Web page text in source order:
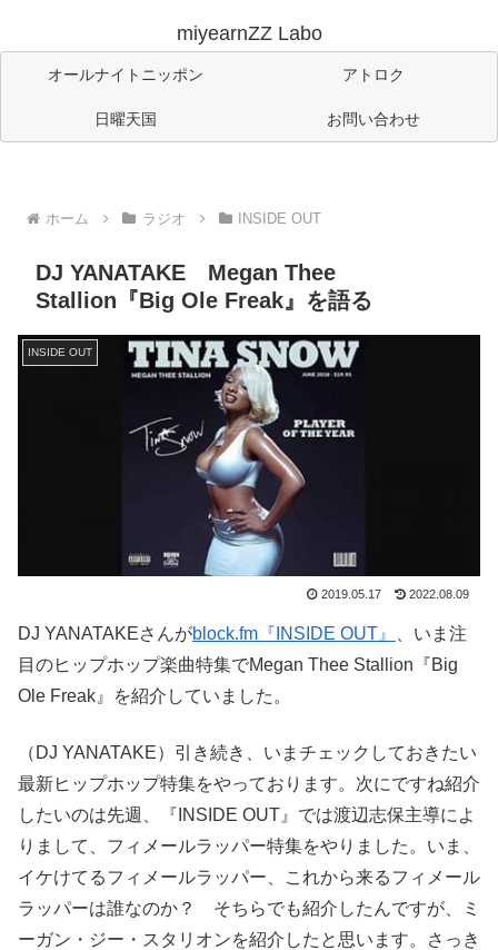
miyearnZZ Labo
オールナイトニッポン アトロク
日曜天国 お問い合わせ
ホーム ラジオ INSIDE OUT
DJ YANATAKE Megan Thee
Stallion『Big Ole Freak』を語る
INSIDE OUT
2019.05.17 2022.08.09
DJ YANATAKEさんがblock.fm『INSIDE OUT』
、いま注
目のヒップホップ楽曲特集でMegan Thee Stallion『Big
Ole Freak』を紹介していました。
（DJ YANATAKE）引き続き、いまチェックしておきたい
最新ヒップホップ特集をやっております。次にですね紹介
したいのは先週、『INSIDE OUT』では渡辺志保主導によ
りまして、フィメールラッパー特集をやりました。いま、
イケけてるフィメールラッパー、これから来るフィメール
ラッパーは誰なのか？ そちらでも紹介したんですが、ミ
ーガン・ジー・スタリオンを紹介したと思います。さっき